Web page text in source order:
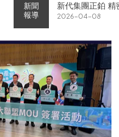
新聞
報導
新代集團正鉑 精
慧智造解方電子
2026-04-08